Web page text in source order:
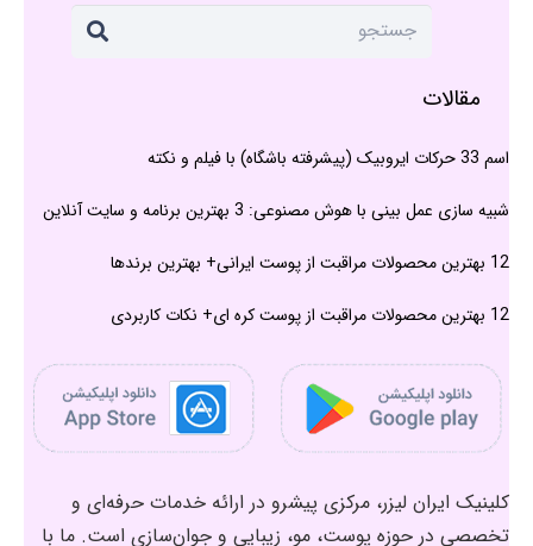
مقالات
اسم 33 حرکات ایروبیک (پیشرفته باشگاه) با فیلم و نکته
شبیه سازی عمل بینی با هوش مصنوعی: 3 بهترین برنامه و سایت آنلاین
12 بهترین محصولات مراقبت از پوست ایرانی+ بهترین برندها
12 بهترین محصولات مراقبت از پوست کره ای+ نکات کاربردی
کلینیک ایران لیزر، مرکزی پیشرو در ارائه خدمات حرفه‌ای و
تخصصی در حوزه پوست، مو، زیبایی و جوان‌سازی است. ما با